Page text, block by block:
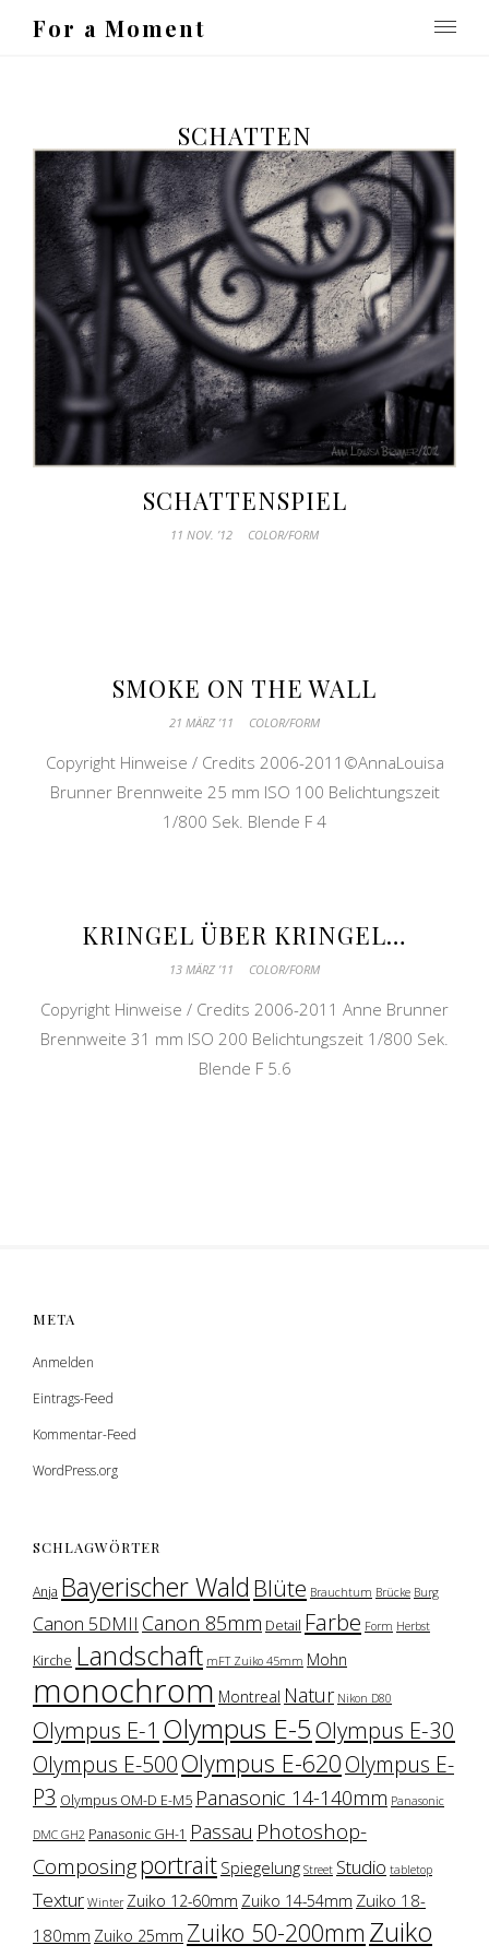
For a Moment
SCHATTEN
SCHATTENSPIEL
11 NOV. ’12 COLOR/FORM
SMOKE ON THE WALL
21 MÄRZ ’11 COLOR/FORM
Copyright Hinweise / Credits 2006-2011©AnnaLouisa
Brunner Brennweite 25 mm ISO 100 Belichtungszeit
1/800 Sek. Blende F 4
KRINGEL ÜBER KRINGEL…
13 MÄRZ ’11 COLOR/FORM
Copyright Hinweise / Credits 2006-2011 Anne Brunner
Brennweite 31 mm ISO 200 Belichtungszeit 1/800 Sek.
Blende F 5.6
META
Anmelden
Eintrags-Feed
Kommentar-Feed
WordPress.org
SCHLAGWÖRTER
Anja Bayerischer Wald Blüte Brauchtum Brücke Burg
Canon 5DMII Canon 85mm Detail Farbe Form Herbst
Kirche Landschaft mFT Zuiko 45mm Mohn
monochrom Montreal Natur Nikon D80
Olympus E-1 Olympus E-5 Olympus E-30
Olympus E-500Olympus E-620Olympus E-
P3 Olympus OM-D E-M5 Panasonic 14-140mm Panasonic
DMC GH2 Panasonic GH-1 Passau Photoshop-
Composingportrait Spiegelung Street Studio tabletop
Textur Winter Zuiko 12-60mm Zuiko 14-54mm Zuiko 18-
180mm Zuiko 25mm Zuiko 50-200mm Zuiko